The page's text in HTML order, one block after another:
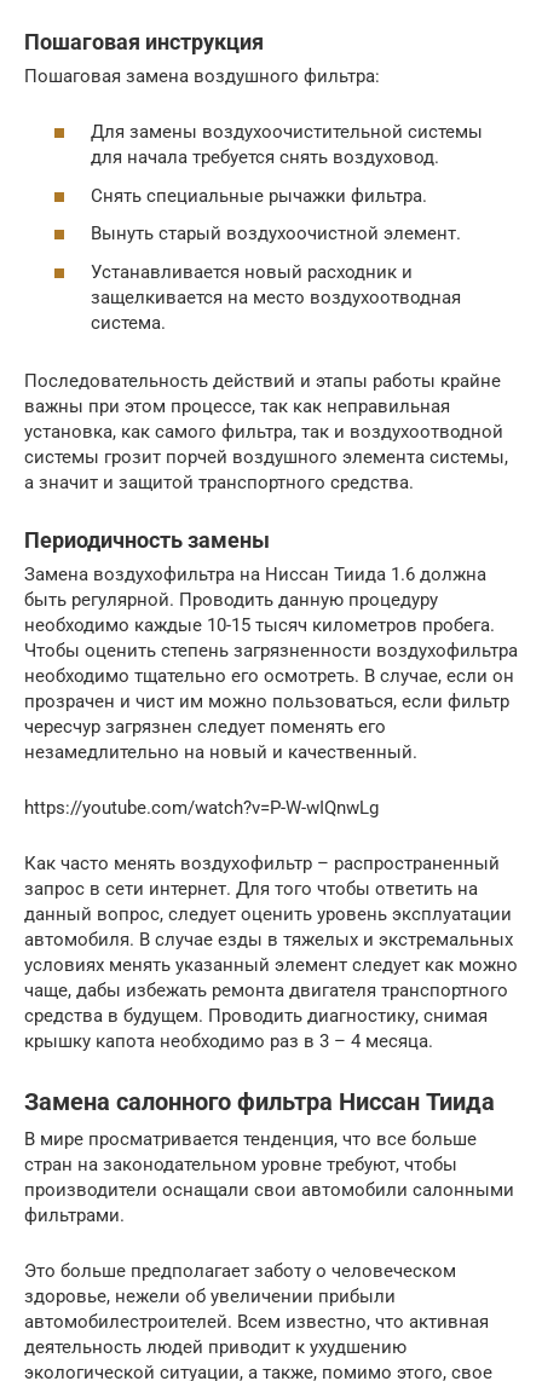
Пошаговая инструкция
Пошаговая замена воздушного фильтра:
Для замены воздухоочистительной системы
для начала требуется снять воздуховод.
Снять специальные рычажки фильтра.
Вынуть старый воздухоочистной элемент.
Устанавливается новый расходник и
защелкивается на место воздухоотводная
система.
Последовательность действий и этапы работы крайне
важны при этом процессе, так как неправильная
установка, как самого фильтра, так и воздухоотводной
системы грозит порчей воздушного элемента системы,
а значит и защитой транспортного средства.
Периодичность замены
Замена воздухофильтра на Ниссан Тиида 1.6 должна
быть регулярной. Проводить данную процедуру
необходимо каждые 10-15 тысяч километров пробега.
Чтобы оценить степень загрязненности воздухофильтра
необходимо тщательно его осмотреть. В случае, если он
прозрачен и чист им можно пользоваться, если фильтр
чересчур загрязнен следует поменять его
незамедлительно на новый и качественный.
https://youtube.com/watch?v=P-W-wIQnwLg
Как часто менять воздухофильтр – распространенный
запрос в сети интернет. Для того чтобы ответить на
данный вопрос, следует оценить уровень эксплуатации
автомобиля. В случае езды в тяжелых и экстремальных
условиях менять указанный элемент следует как можно
чаще, дабы избежать ремонта двигателя транспортного
средства в будущем. Проводить диагностику, снимая
крышку капота необходимо раз в 3 – 4 месяца.
Замена салонного фильтра Ниссан Тиида
В мире просматривается тенденция, что все больше
стран на законодательном уровне требуют, чтобы
производители оснащали свои автомобили салонными
фильтрами.
Это больше предполагает заботу о человеческом
здоровье, нежели об увеличении прибыли
автомобилестроителей. Всем известно, что активная
деятельность людей приводит к ухудшению
экологической ситуации, а также, помимо этого, свое